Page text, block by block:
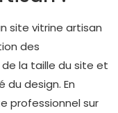
site vitrine artisan
des
la taille du site et
du design. En
professionnel sur